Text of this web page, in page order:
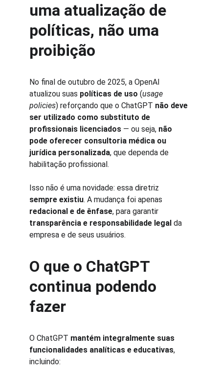
uma atualização de
políticas, não uma
proibição
No final de outubro de 2025, a OpenAI
atualizou suas políticas de uso (usage
policies) reforçando que o ChatGPT não deve
ser utilizado como substituto de
profissionais licenciados — ou seja, não
pode oferecer consultoria médica ou
jurídica personalizada, que dependa de
habilitação profissional.
Isso não é uma novidade: essa diretriz
sempre existiu. A mudança foi apenas
redacional e de ênfase, para garantir
transparência e responsabilidade legal da
empresa e de seus usuários.
O que o ChatGPT
continua podendo
fazer
O ChatGPT mantém integralmente suas
funcionalidades analíticas e educativas,
incluindo: